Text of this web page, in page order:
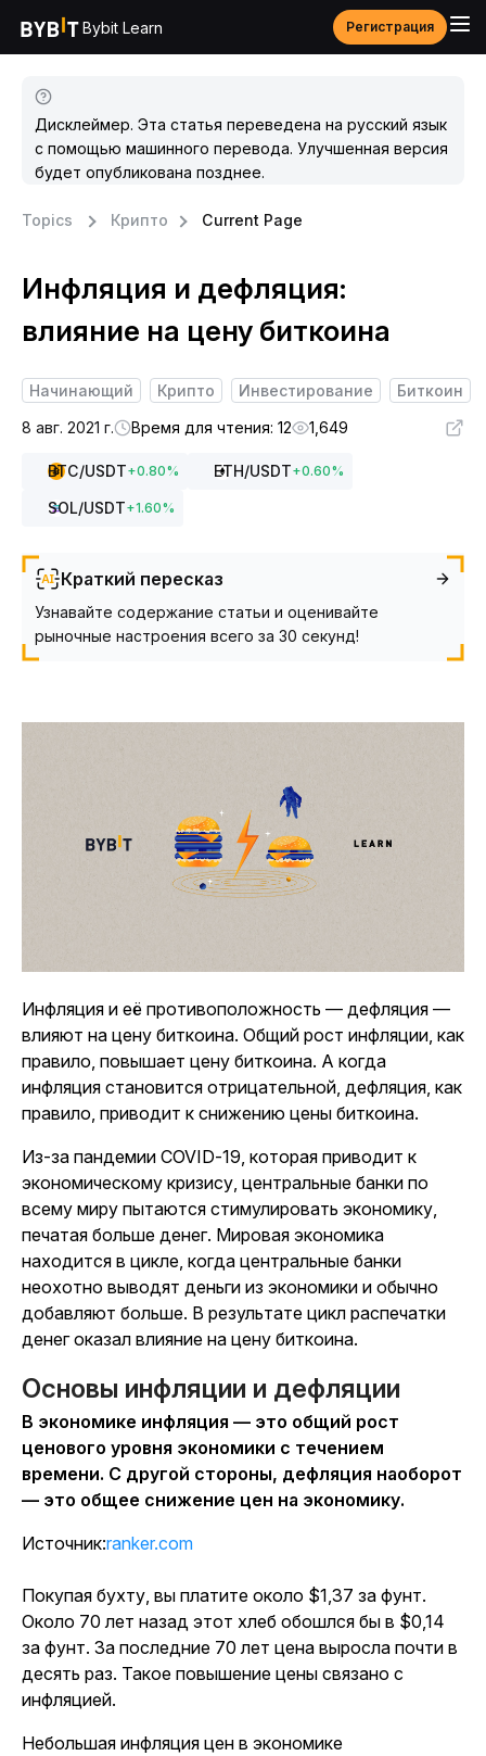
Bybit Learn Регистрация
Дисклеймер. Эта статья переведена на русский язык
с помощью машинного перевода. Улучшенная версия
будет опубликована позднее.
Topics Крипто Current Page
Инфляция и дефляция:
влияние на цену биткоина
Начинающий Крипто Инвестирование
Биткоин
8 авг. 2021 г.
Время для чтения: 12 1,649
BTC/USDT+0.80% ETH/USDT+0.60%
SOL/USDT+1.60%
Краткий пересказ
Узнавайте содержание статьи и оценивайте
рыночные настроения всего за 30 секунд!
Инфляция и её противоположность — дефляция —
влияют на цену биткоина. Общий рост инфляции, как
правило, повышает цену биткоина. А когда
инфляция становится отрицательной, дефляция, как
правило, приводит к снижению цены биткоина.
Из-за пандемии COVID-19, которая приводит к
экономическому кризису, центральные банки по
всему миру пытаются стимулировать экономику,
печатая больше денег. Мировая экономика
находится в цикле, когда центральные банки
неохотно выводят деньги из экономики и обычно
добавляют больше. В результате цикл распечатки
денег оказал влияние на цену биткоина.
Основы инфляции и дефляции
В экономике инфляция — это общий рост
ценового уровня экономики с течением
времени. С другой стороны, дефляция наоборот
— это общее снижение цен на экономику.
Источник:ranker.com
Покупая бухту, вы платите около $1,37 за фунт.
Около 70 лет назад этот хлеб обошлся бы в $0,14
за фунт. За последние 70 лет цена выросла почти в
десять раз. Такое повышение цены связано с
инфляцией.
Небольшая инфляция цен в экономике